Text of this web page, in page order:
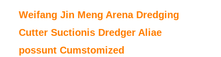
Weifang Jin Meng Arena Dredging
Cutter Suctionis Dredger Aliae
possunt Cumstomized